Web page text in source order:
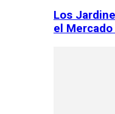
Los
el